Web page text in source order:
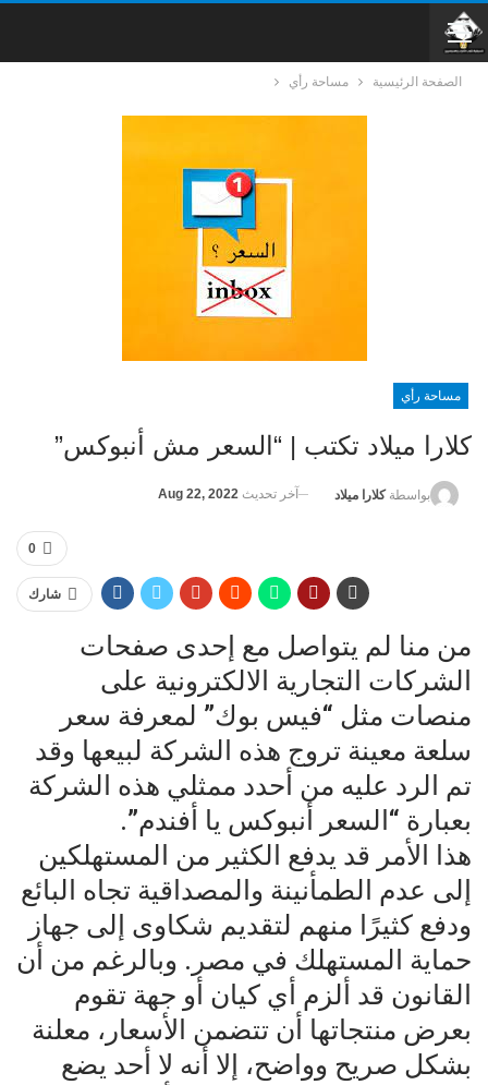
الصفحة الرئيسية مساحة رأي
مساحة رأي
كلارا ميلاد تكتب | “السعر مش أنبوكس”
بواسطةكلارا ميلاد آخر تحديث Aug 22, 2022
0
شارك
من منا لم يتواصل مع إحدى صفحات
الشركات التجارية الالكترونية على
منصات مثل “فيس بوك” لمعرفة سعر
سلعة معينة تروج هذه الشركة لبيعها وقد
تم الرد عليه من أحدد ممثلي هذه الشركة
بعبارة “السعر أنبوكس يا أفندم”.
هذا الأمر قد يدفع الكثير من المستهلكين
إلى عدم الطمأنينة والمصداقية تجاه البائع
ودفع كثيرًا منهم لتقديم شكاوى إلى جهاز
حماية المستهلك في مصر. وبالرغم من أن
القانون قد ألزم أي كيان أو جهة تقوم
بعرض منتجاتها أن تتضمن الأسعار، معلنة
بشكل صريح وواضح، إلا أنه لا أحد يضع